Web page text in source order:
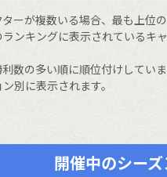
が複数いる場合、最も上
ンキングに表示されているキ
数の多い順に順位付けしていま
別に表示されます。
開催中のシー